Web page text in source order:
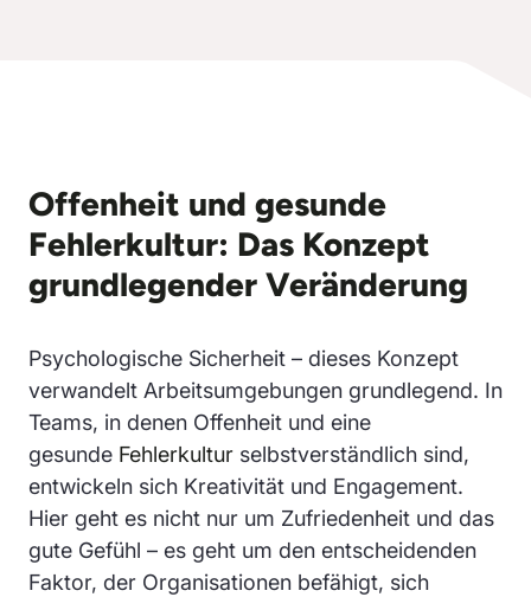
Offenheit und gesunde
Fehlerkultur: Das Konzept
grundlegender Veränderung
Psychologische Sicherheit – dieses Konzept
verwandelt Arbeitsumgebungen grundlegend. In
Teams, in denen Offenheit und eine
gesunde Fehlerkultur selbstverständlich sind,
entwickeln sich Kreativität und Engagement.
Hier geht es nicht nur um Zufriedenheit und das
gute Gefühl – es geht um den entscheidenden
Faktor, der Organisationen befähigt, sich